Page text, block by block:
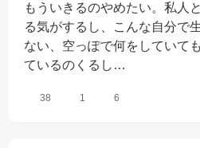
もういきるのやめたい。私人
る気がするし、こんな自分で
ない、空っぽで何をしていて
ているのくるし…
38 1 6